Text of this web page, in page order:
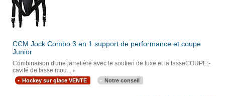
CCM Jock Combo 3 en 1 support de performance et coupe
Junior
Combinaison d'une jarretière avec le soutien de luxe et la tasseCOUPE:-
cavité de tasse mou...
Hockey sur glace VENTE Notre conseil